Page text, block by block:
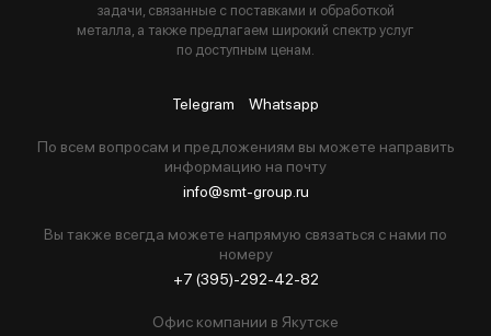
задачи, связанные с поставками и обработкой
металла, а также предлагаем широкий спектр услуг
по доступным ценам.
Telegram Whatsapp
По всем вопросам и предложениям вы можете направить
информацию на почту
info@smt-group.ru
Вы также всегда можете напрямую связаться с нами по
номеру
+7 (395)-292-42-82
Офис компании в Якутске